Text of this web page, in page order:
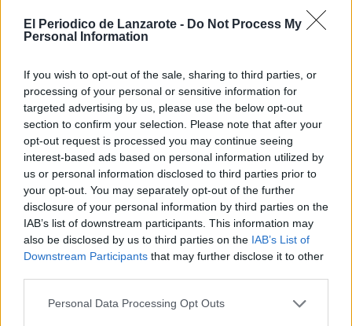
El Periodico de Lanzarote - Do Not Process My
Personal Information
If you wish to opt-out of the sale, sharing to third parties, or
processing of your personal or sensitive information for
targeted advertising by us, please use the below opt-out
section to confirm your selection. Please note that after your
opt-out request is processed you may continue seeing
interest-based ads based on personal information utilized by
us or personal information disclosed to third parties prior to
your opt-out. You may separately opt-out of the further
disclosure of your personal information by third parties on the
IAB’s list of downstream participants. This information may
also be disclosed by us to third parties on the IAB’s List of
Downstream Participants that may further disclose it to other
Personal Data Processing Opt Outs
6,5 kms/h.
Recuperar las zonas de las pedreras
agotadas
Cruzar la autovía, dejando por detrás
Playa Honda y el aeropuerto y poco a
poco alejarte de la zona industrial es
adentrarte en un mudo de colores,
sabores y olores muy típicos del
Lanzarote de siempre. San Bartolomé
es un municipio francamente pequeño,
abarcable, donde se pueden hacer
miles de cosas y que aparenten como
millones de cosas por su posición
estratégica en la isla, por su densidad
su ciudad principal, Playa Honda. Y
cuando subes entusiasmado por el